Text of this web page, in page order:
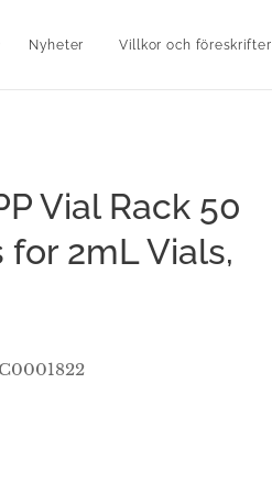
Nyheter Villkor och föreskrifter
Vial Rack 50
for 2mL Vials,